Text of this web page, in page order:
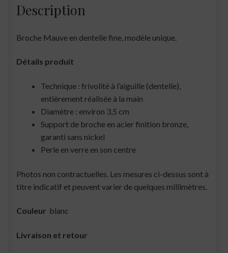
Description
Broche Mauve en dentelle fine, modèle unique.
Détails produit
Technique : frivolité à l’aiguille (dentelle),
entièrement réalisée à la main
Diamètre : environ 3,5 cm
Support de broche en acier finition bronze,
garanti sans nickel
Perle en verre en son centre
Photos non contractuelles. Les mesures ci-dessus sont à
titre indicatif et peuvent varier de quelques millimètres.
Couleur blanc
Livraison et retour